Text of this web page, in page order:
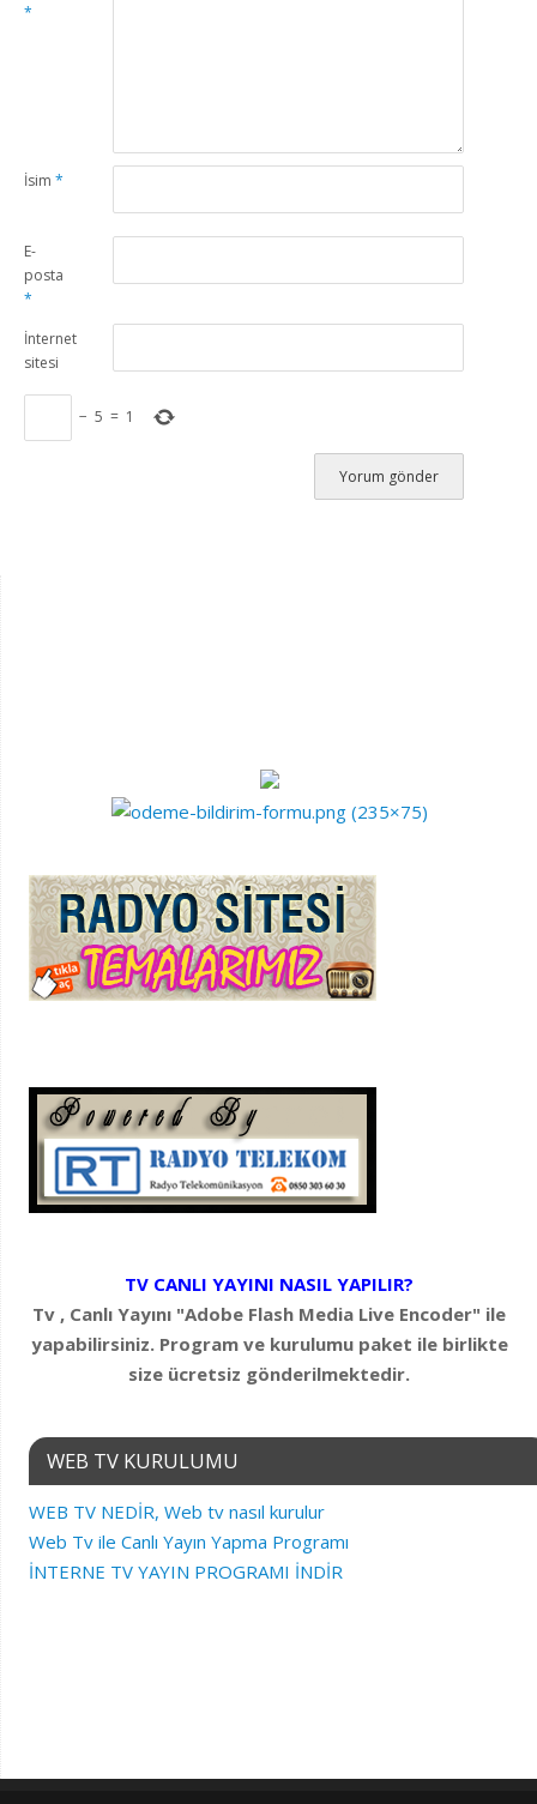
*
İsim*
E-
posta
*
İnternet
sitesi
− 5 = 1
TV CANLI YAYINI NASIL YAPILIR?
Tv , Canlı Yayını "Adobe Flash Media Live Encoder" ile
yapabilirsiniz. Program ve kurulumu paket ile birlikte
size ücretsiz gönderilmektedir.
WEB TV KURULUMU
WEB TV NEDİR, Web tv nasıl kurulur
Web Tv ile Canlı Yayın Yapma Programı
İNTERNE TV YAYIN PROGRAMI İNDİR